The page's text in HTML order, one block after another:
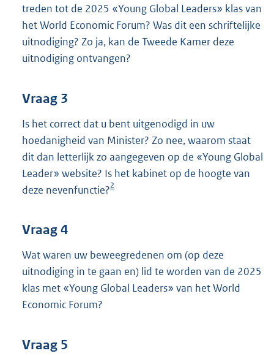
treden tot de 2025 «Young Global Leaders» klas van
het World Economic Forum? Was dit een schriftelijke
uitnodiging? Zo ja, kan de Tweede Kamer deze
uitnodiging ontvangen?
Vraag 3
Is het correct dat u bent uitgenodigd in uw
hoedanigheid van Minister? Zo nee, waarom staat
dit dan letterlijk zo aangegeven op de «Young Global
Leader» website? Is het kabinet op de hoogte van
deze nevenfunctie?2
Vraag 4
Wat waren uw beweegredenen om (op deze
uitnodiging in te gaan en) lid te worden van de 2025
klas met «Young Global Leaders» van het World
Economic Forum?
Vraag 5